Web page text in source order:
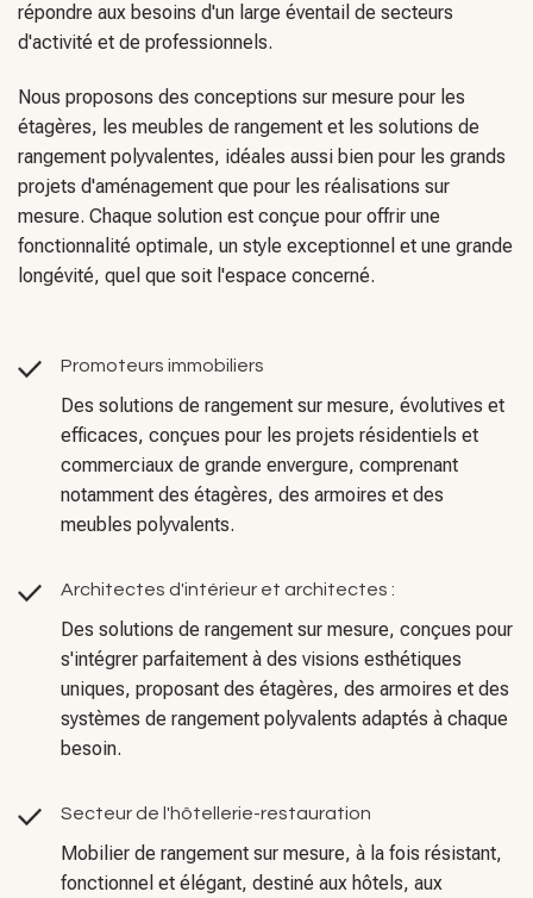
répondre aux besoins d'un large éventail de secteurs
d'activité et de professionnels.
Nous proposons des conceptions sur mesure pour les
étagères, les meubles de rangement et les solutions de
rangement polyvalentes, idéales aussi bien pour les grands
projets d'aménagement que pour les réalisations sur
mesure. Chaque solution est conçue pour offrir une
fonctionnalité optimale, un style exceptionnel et une grande
longévité, quel que soit l'espace concerné.
Promoteurs immobiliers
Des solutions de rangement sur mesure, évolutives et
efficaces, conçues pour les projets résidentiels et
commerciaux de grande envergure, comprenant
notamment des étagères, des armoires et des
meubles polyvalents.
Architectes d'intérieur et architectes :
Des solutions de rangement sur mesure, conçues pour
s'intégrer parfaitement à des visions esthétiques
uniques, proposant des étagères, des armoires et des
systèmes de rangement polyvalents adaptés à chaque
besoin.
Secteur de l'hôtellerie-restauration
Mobilier de rangement sur mesure, à la fois résistant,
fonctionnel et élégant, destiné aux hôtels, aux